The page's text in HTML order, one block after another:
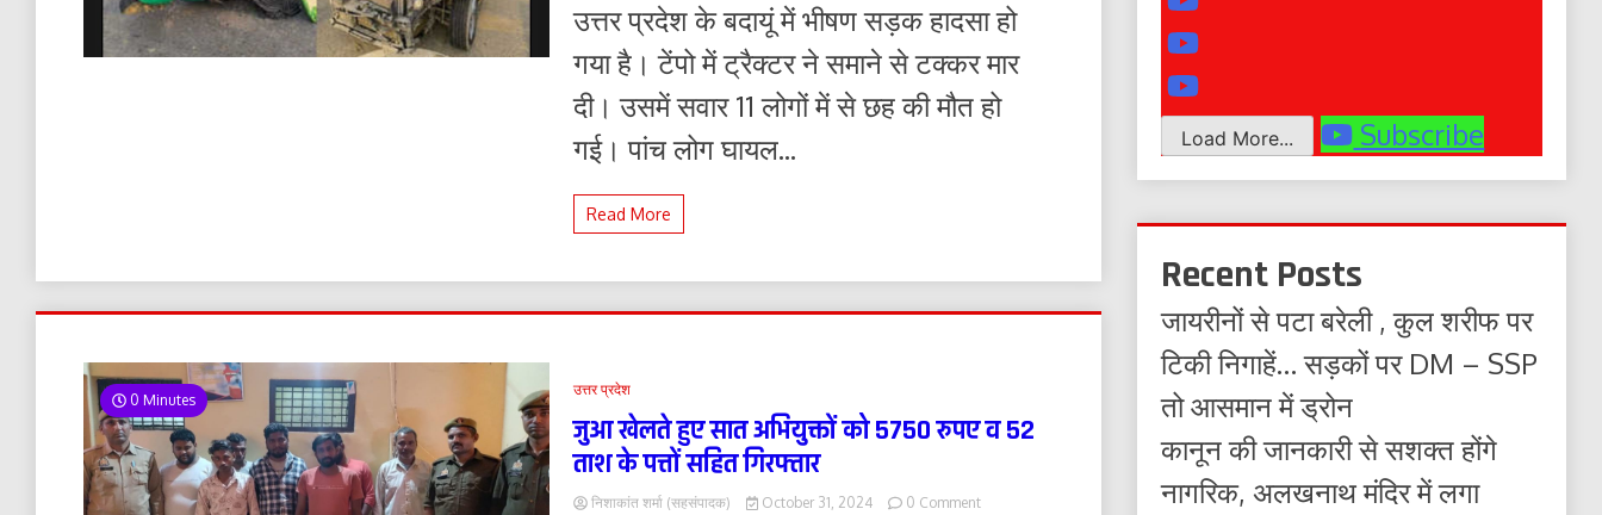
भीषण
हादसा:
दिल्ली
हाईवे
6
उत्तर प्रदेश के बदायूं में भीषण सड़क हादसा हो
गया है। टेंपो में ट्रैक्टर ने समाने से टक्कर मार
दी। उसमें सवार 11 लोगों में से छह की मौत हो
गई। पांच लोग घायल...
Read More
0 Minutes
उत्तर प्रदेश
जुआ खेलते हुए सात अभियुक्तों को 5750 रुपए व 52
ताश के पत्तों सहित गिरफ्तार
निशाकांत शर्मा (सहसंपादक) October 31, 2024 0 Commenton
Load More... Subscribe
Recent Posts
जायरीनों से पटा बरेली , कुल शरीफ पर
टिकी निगाहें… सड़कों पर DM – SSP
तो आसमान में ड्रोन
कानून की जानकारी से सशक्त होंगे
नागरिक, अलखनाथ मंदिर में लगा